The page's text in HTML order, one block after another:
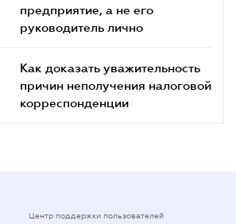
предприятие, а не его
руководитель лично
Как доказать уважительность
причин неполучения налоговой
корреспонденции
Центр поддержки пользователей